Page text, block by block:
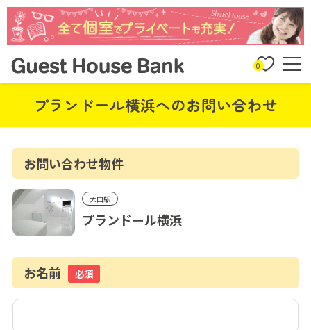
0
プランドール横浜へのお問い合わせ
お問い合わせ物件
大口駅
プランドール横浜
お名前 必須